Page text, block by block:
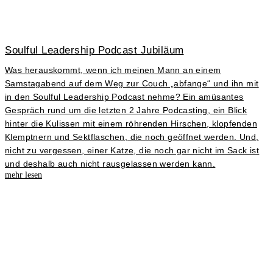
Soulful Leadership Podcast Jubiläum
Was herauskommt, wenn ich meinen Mann an einem
Samstagabend auf dem Weg zur Couch „abfange“ und ihn mit
in den Soulful Leadership Podcast nehme? Ein amüsantes
Gespräch rund um die letzten 2 Jahre Podcasting, ein Blick
hinter die Kulissen mit einem röhrenden Hirschen, klopfenden
Klemptnern und Sektflaschen, die noch geöffnet werden. Und,
nicht zu vergessen, einer Katze, die noch gar nicht im Sack ist
und deshalb auch nicht rausgelassen werden kann.
mehr lesen